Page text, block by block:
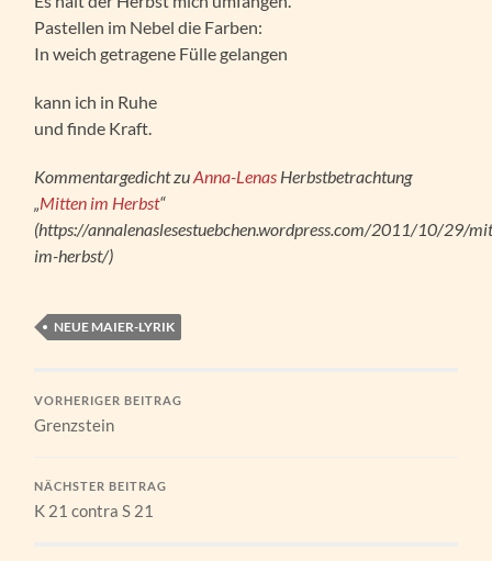
Pastellen im Nebel die Farben:
In weich getragene Fülle gelangen
kann ich in Ruhe
und finde Kraft.
Kommentargedicht zuAnna-Lenas Herbstbetrachtung
Mitten im Herbst“
(https://annalenaslesestuebchen.wordpress.com/2011/10/29/
im-herbst/)
NEUE MAIER-LYRIK
VORHERIGER BEITRAG
Grenzstein
NÄCHSTER BEITRAG
K 21 contra S 21